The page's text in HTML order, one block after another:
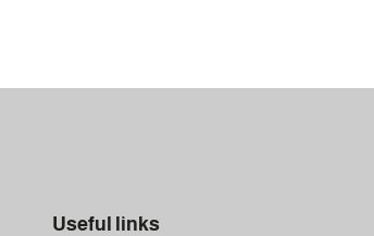
Useful links